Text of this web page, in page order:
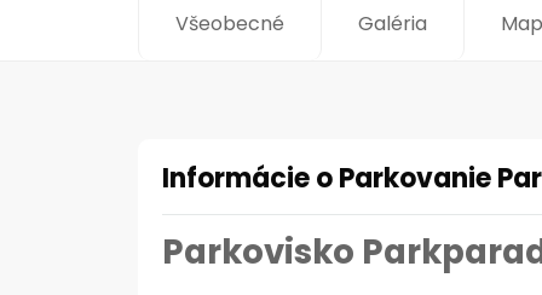
Všeobecné Galéria
Informácie o Parkovanie
Parkovisko